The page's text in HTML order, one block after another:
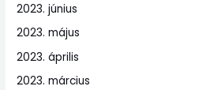
2023. június
2023. május
2023. április
2023. március